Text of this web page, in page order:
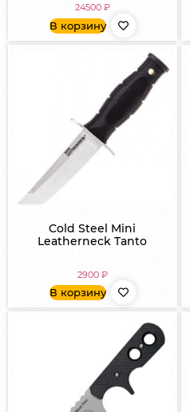
24500 ₽
В корзину
Cold Steel Mini
Leatherneck Tanto
2900 ₽
В корзину